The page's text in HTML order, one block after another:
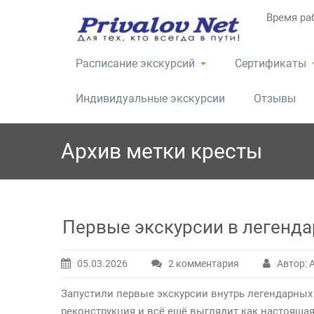
Время
Расписание экскурсий Сертификаты
Индивидуальные экскурсии Отзывы
Архив метки кресты
Первые экскурсии в
05.03.2026 2 комментария
Первые
Автор:
Запустили первые экскурсии внутрь
реконструкция и всё ещё выглядит как